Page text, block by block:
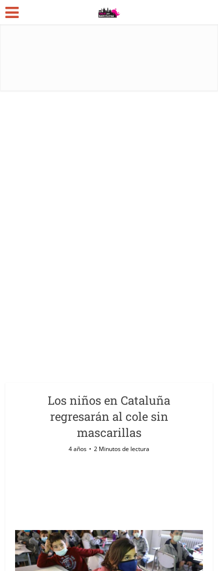
Los niños en Cataluña
regresarán al cole sin
mascarillas
4 años 2 Minutos de lectura